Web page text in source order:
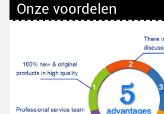
Onze voordelen